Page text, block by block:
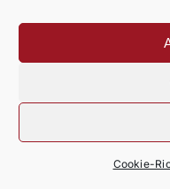
Cookie-
zu bieten, der es
herausgehoben
Demonstration
Lingammassage.